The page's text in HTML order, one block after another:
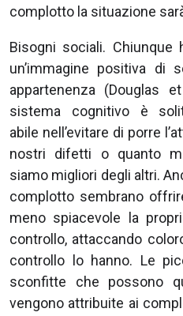
complotto la situazione
Bisogni sociali. Chiunque
un’immagine positiva
appartenenza (Douglas
sistema cognitivo è
abile nell’evitare di porre
nostri difetti o quanto
siamo migliori degli altri.
complotto sembrano
meno spiacevole la
controllo, attaccando
controllo lo hanno. Le
sconfitte che possono
vengono attribuite ai